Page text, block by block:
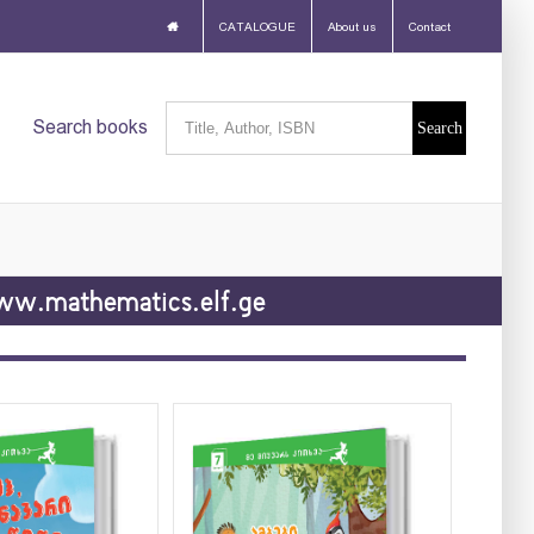
CATALOGUE About us Contact
Search books